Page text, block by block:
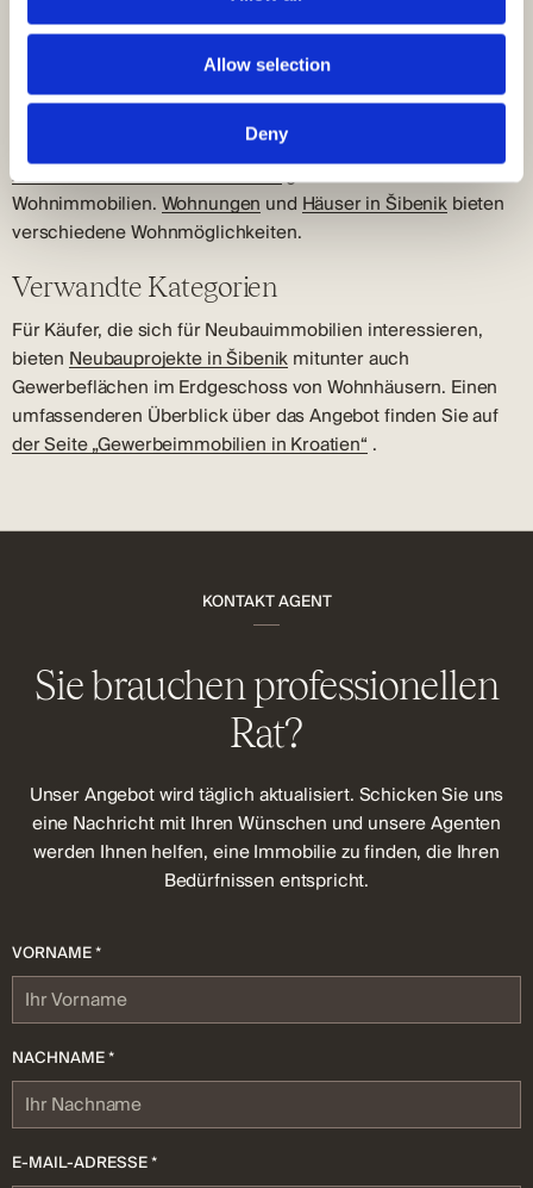
Allow selection
Deny
der Touristensaison und der allgemeinen Wirtschaftslage ab.
Besonders gefragt sind Räumlichkeiten in der Altstadt für
Gastronomie und Einzelhandel.
Zum Immobilienmarkt in Šibenikgehören auch
Wohnimmobilien. Wohnungen und Häuser in Šibenikbieten
verschiedene Wohnmöglichkeiten.
Verwandte Kategorien
Für Käufer, die sich für Neubauimmobilien interessieren,
bieten Neubauprojekte in Šibenik mitunter auch
Gewerbeflächen im Erdgeschoss von Wohnhäusern. Einen
umfassenderen Überblick über das Angebot finden Sie auf
der Seite „Gewerbeimmobilien in Kroatien“ .
KONTAKT AGENT
Sie brauchen professionellen
Rat?
Unser Angebot wird täglich aktualisiert. Schicken Sie uns
eine Nachricht mit Ihren Wünschen und unsere Agenten
werden Ihnen helfen, eine Immobilie zu finden, die Ihren
Bedürfnissen entspricht.
VORNAME *
NACHNAME *
E-MAIL-ADRESSE *